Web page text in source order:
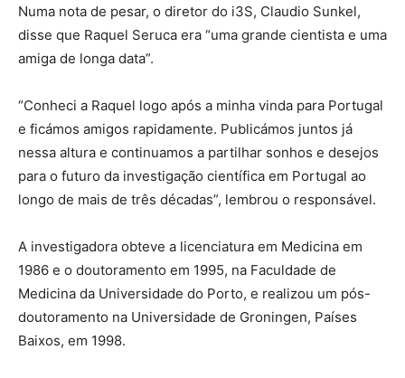
Numa nota de pesar, o diretor do i3S, Claudio Sunkel,
disse que Raquel Seruca era “uma grande cientista e uma
amiga de longa data”.
“Conheci a Raquel logo após a minha vinda para Portugal
e ficámos amigos rapidamente. Publicámos juntos já
nessa altura e continuamos a partilhar sonhos e desejos
para o futuro da investigação científica em Portugal ao
longo de mais de três décadas”, lembrou o responsável.
A investigadora obteve a licenciatura em Medicina em
1986 e o doutoramento em 1995, na Faculdade de
Medicina da Universidade do Porto, e realizou um pós-
doutoramento na Universidade de Groningen, Países
Baixos, em 1998.